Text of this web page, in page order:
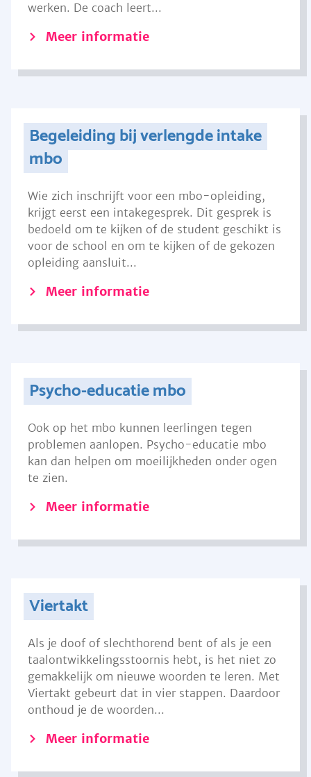
werken. De coach leert...
Meer informatie
Begeleiding bij verlengde intake
mbo
Wie zich inschrijft voor een mbo-opleiding,
krijgt eerst een intakegesprek. Dit gesprek is
bedoeld om te kijken of de student geschikt is
voor de school en om te kijken of de gekozen
opleiding aansluit...
Meer informatie
Psycho-educatie mbo
Ook op het mbo kunnen leerlingen tegen
problemen aanlopen. Psycho-educatie mbo
kan dan helpen om moeilijkheden onder ogen
te zien.
Meer informatie
Viertakt
Als je doof of slechthorend bent of als je een
taalontwikkelingsstoornis hebt, is het niet zo
gemakkelijk om nieuwe woorden te leren. Met
Viertakt gebeurt dat in vier stappen. Daardoor
onthoud je de woorden...
Meer informatie